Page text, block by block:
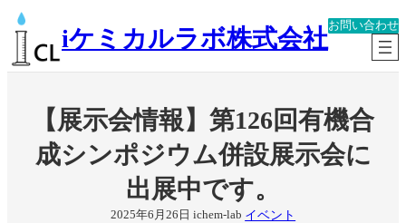
内
容
ス
iケミカルラボ株式会社お問い合わせ
【展示会情報】第126回有機合
成シンポジウム併設展示会に
出展中です。
2025年6月26日 ichem-lab イベント